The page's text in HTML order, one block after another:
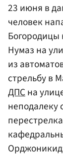
23 июня в
человек
Богородицы
Нумаз на
из
стрельбу в
ДПСна
неподалеку